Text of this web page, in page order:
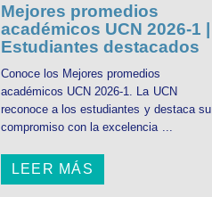
Mejores promedios
académicos UCN 2026-1 |
Estudiantes destacados
Conoce los Mejores promedios
académicos UCN 2026-1. La UCN
reconoce a los estudiantes y destaca su
compromiso con la excelencia ...
LEER MÁS